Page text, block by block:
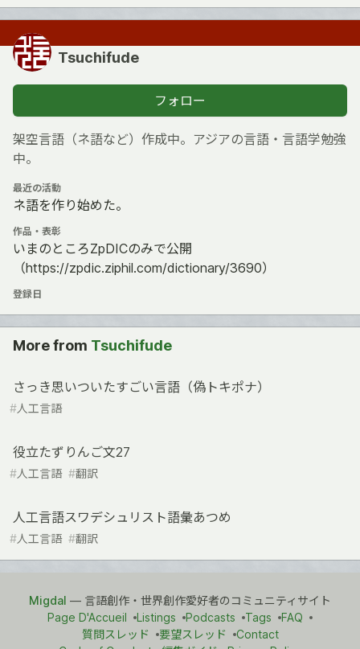
Tsuchifude
フォロー
架空言語（ネ語など）作成中。アジアの言語・言語学勉強
中。
最近の活動
ネ語を作り始めた。
作品・表彰
いまのところZpDICのみで公開
（https://zpdic.ziphil.com/dictionary/3690）
登録日
More from Tsuchifude
さっき思いついたすごい言語（偽トキポナ）
#人工言語
役立たずりんご文27
#人工言語 #翻訳
人工言語スワデシュリスト語彙あつめ
#人工言語 #翻訳
Migdal — 言語創作・世界創作愛好者のコミュニティサイト
Page D'Accueil
Listings Podcasts Tags
FAQ
質問スレッド
要望スレッド
Contact